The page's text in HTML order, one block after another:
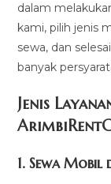
dalam
kami, pilih jenis
sewa, dan
banyak
Jenis
1.Sewa Mobil